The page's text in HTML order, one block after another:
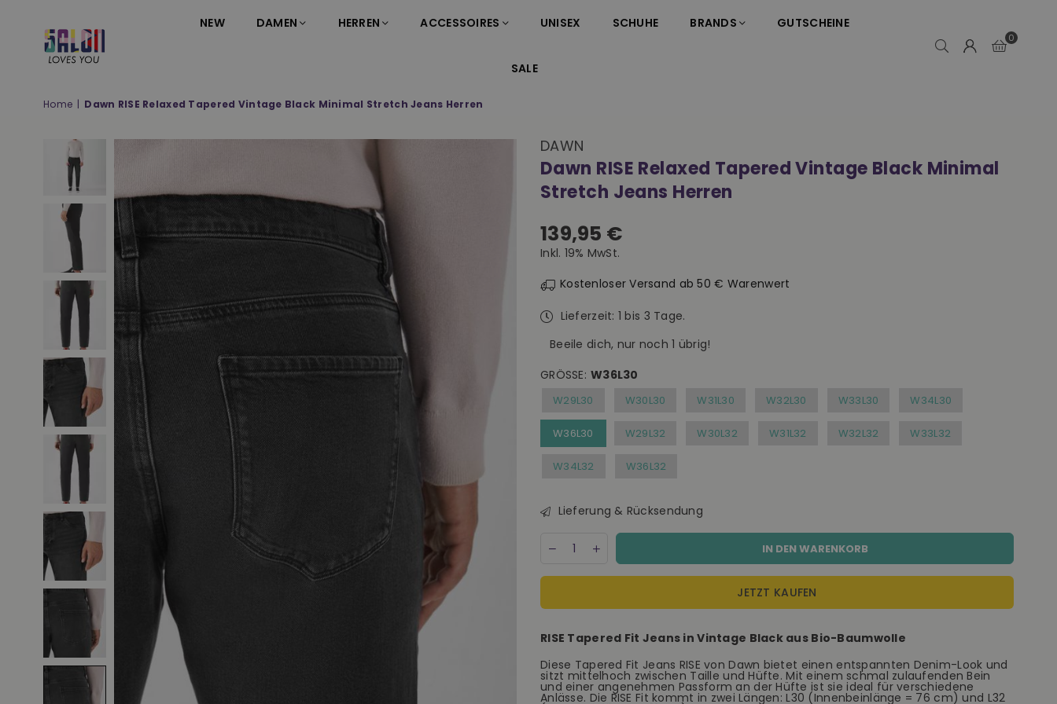
YOU
NEW DAMEN HERREN ACCESSOIRES UNISEX SCHUHE BRANDS GUTSCHEINE
SALE
0
Home | Dawn RISE Relaxed Tapered Vintage Black Minimal Stretch Jeans Herren
DAWN
Dawn RISE Relaxed Tapered Vintage Black Minimal
Stretch Jeans Herren
Normaler
Preis
139,95 €
Inkl. 19% MwSt.
Kostenloser Versand ab 50 € Warenwert
Lieferzeit: 1 bis 3 Tage.
Beeile dich, nur noch1 übrig!
GRÖSSE: W36L30
W29L30 W30L30 W31L30 W32L30 W33L30 W34L30
W36L30 W29L32 W30L32 W31L32 W32L32 W33L32
W34L32 W36L32
Lieferung & Rücksendung
Decrease
for
Vintage
Minimal
Stretch
Jeans
Increase
quantity
for
Vintage
Minimal
Stretch
Jeans
IN DEN WARENKORB
JETZT KAUFEN
RISE Tapered Fit Jeans in Vintage Black aus Bio-Baumwolle
Diese Tapered Fit Jeans RISE von Dawn bietet einen entspannten Denim-Look und
sitzt mittelhoch zwischen Taille und Hüfte. Mit einem schmal zulaufenden Bein
und einer angenehmen Passform an der Hüfte ist sie ideal für verschiedene
Anlässe. Die RISE Fit kommt in zwei Längen: L30 (Innenbeinlänge = 76 cm) und L32